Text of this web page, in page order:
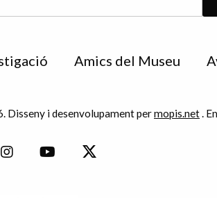
Amics del Museu
Disseny i desenvolupament permopis.net.